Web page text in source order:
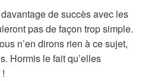
de succès avec les
pas de façon trop simple.
n’en dirons rien à ce sujet,
Hormis le fait qu’elles